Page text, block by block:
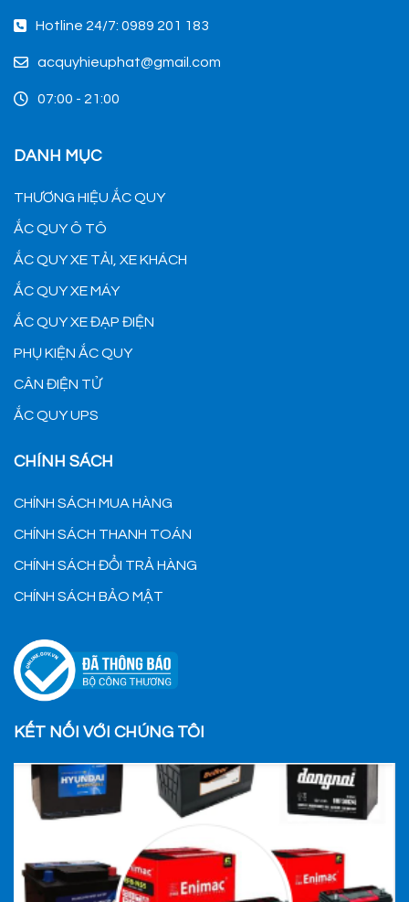
Hotline 24/7: 0989 201 183
acquyhieuphat@gmail.com
07:00 - 21:00
DANH MỤC
THƯƠNG HIỆU ẮC QUY
ẮC QUY Ô TÔ
ẮC QUY XE TẢI, XE KHÁCH
ẮC QUY XE MÁY
ẮC QUY XE ĐẠP ĐIỆN
PHỤ KIỆN ẮC QUY
CÂN ĐIỆN TỬ
ẮC QUY UPS
CHÍNH SÁCH
CHÍNH SÁCH MUA HÀNG
CHÍNH SÁCH THANH TOÁN
CHÍNH SÁCH ĐỔI TRẢ HÀNG
CHÍNH SÁCH BẢO MẬT
KẾT NỐI VỚI CHÚNG TÔI